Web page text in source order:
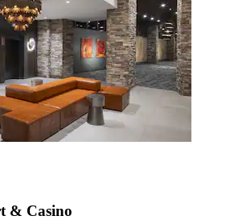
& Casino